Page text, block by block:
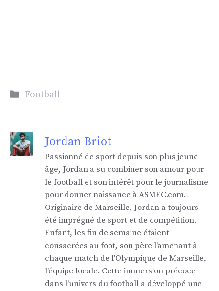
Catégories
Football
Jordan Briot
Passionné de sport depuis son plus jeune
âge, Jordan a su combiner son amour pour
le football et son intérêt pour le journalisme
pour donner naissance à ASMFC.com.
Originaire de Marseille, Jordan a toujours
été imprégné de sport et de compétition.
Enfant, les fin de semaine étaient
consacrées au foot, son père l'amenant à
chaque match de l'Olympique de Marseille,
l'équipe locale. Cette immersion précoce
dans l'univers du football a développé une